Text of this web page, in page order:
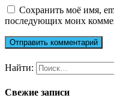
Сохранить моё имя,
последующих моих
Найти:
Свежие записи